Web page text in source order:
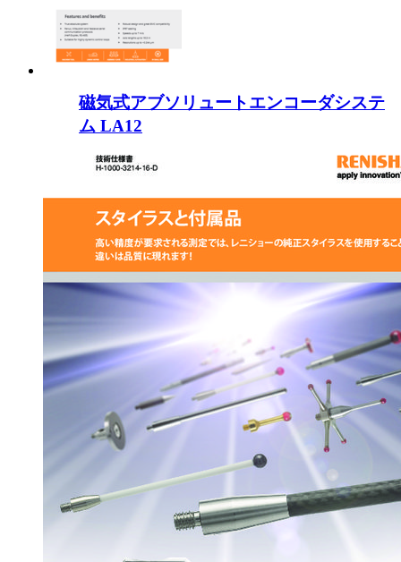
磁気式アブソリュートエンコーダシステ
ム LA12